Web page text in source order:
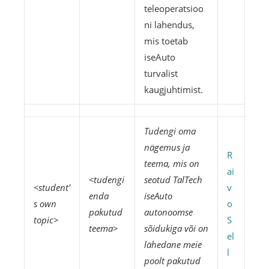
teleoperatsioo
ni lahendus,
mis toetab
iseAuto
turvalist
kaugjuhtimist.
<student'
s own
topic>
<tudengi
enda
pakutud
teema>
Tudengi oma
nägemus ja
teema, mis on
seotud TalTech
iseAuto
autonoomse
sõidukiga või on
lähedane meie
poolt pakutud
R
ai
v
o
S
el
l